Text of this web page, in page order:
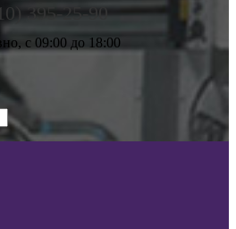
395-25-90
с 09:00 до 18:00